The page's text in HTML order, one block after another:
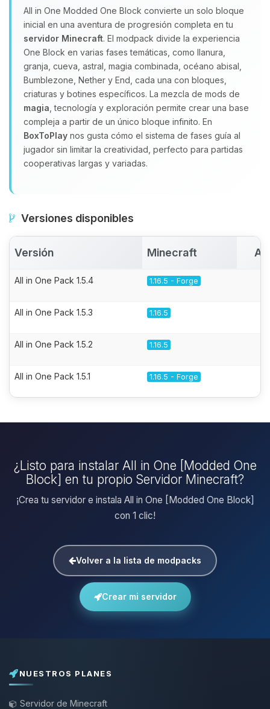
All in One Modded One Block convierte un solo bloque
inicial en una aventura de progresión completa en tu
servidor Minecraft. El modpack divide la experiencia
One Block en varias fases temáticas, como llanura,
granja, cueva, astral, magia combinada, océano abisal,
Bumblezone, Nether y End, cada una con bloques,
criaturas y botines específicos. La mezcla de mods de
magia , tecnología y exploración permite crear una base
compleja a partir de un único bloque infinito. En
BoxToPlay nos gusta cómo el sistema de fases guía al
jugador sin limitar la creatividad, perfecto para partidas
cooperativas largas y variadas.
Versiones disponibles
Versión Minecraft
All in One Pack 1.5.4 1.16.5 - Forge
All in One Pack 1.5.3 1.16.5
All in One Pack 1.5.2 1.16.5
All in One Pack 1.5.1 1.16.5 - Forge
¿Listo para instalar All in One [Modded One
Block] en tu propio Servidor Minecraft?
¡Crea tu servidor e instala All in One [Modded One Block]
con 1 clic!
Volver a la lista de modpacks
Crear mi servidor
NUESTROS PLANES
Servidor de Minecraft